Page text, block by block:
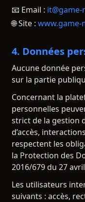
📧 Email :
🌐 Site : www.game-
4. Données
Aucune donnée
sur la partie
Concernant la
personnelles
strict de la gestion
d’accès,
respectent les
la Protection des
2016/679 du 27
Les utilisateurs
suivants : accès,